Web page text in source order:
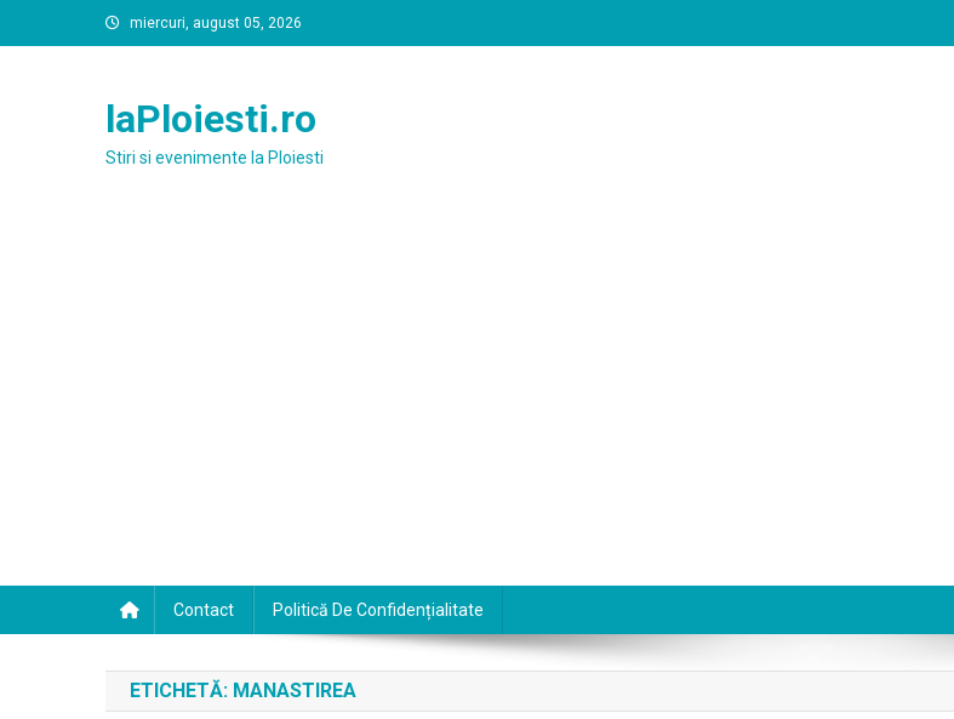
to
miercuri, august 05, 2026
laPloiesti.ro
Stiri si evenimente la Ploiesti
Contact Politică De Confidențialitate
ETICHETĂ: MANASTIREA